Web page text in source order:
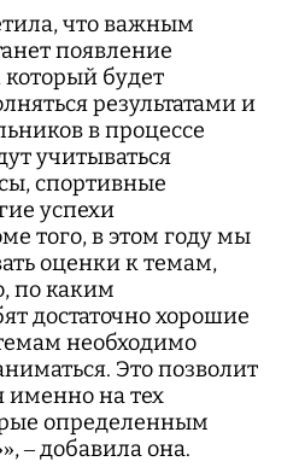
что важным
появление
будет
результатами и
в процессе
учитываться
спортивные
успехи
того, в этом году мы
оценки к темам,
по каким
достаточно хорошие
необходимо
Это позволит
именно на тех
определенным
– добавила она.